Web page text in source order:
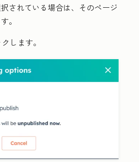
されている場合は、そのページ
。
します。